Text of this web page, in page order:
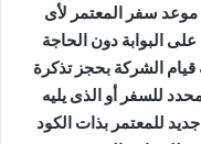
موعد سفر المعتمر لأى
البوابة دون الحاجة
قيام الشركة بحجز تذكرة
للسفر أو الذى يليه
للمعتمر بذات الكود